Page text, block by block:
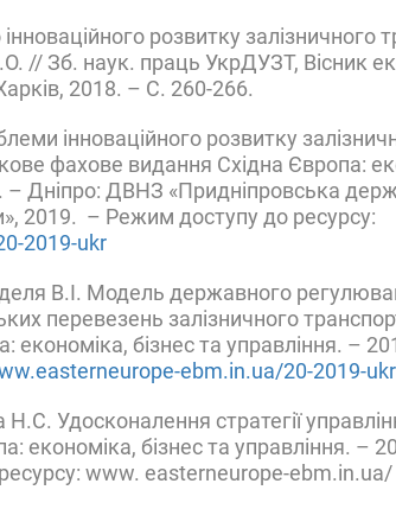
розвитку залізничного
// Зб. наук. праць УкрДУЗТ, Вісник
2018. – С. 260-266.
інноваційного розвитку
фахове видання Східна Європа:
– Дніпро: ДВНЗ «Придніпровська
2019. – Режим доступу до ресурсу:
2019-ukr
В.І. Модель державного
перевезень залізничного
економіка, бізнес та управління. –
ebm.in.ua/20-2019-ukr
Удосконалення стратегії
економіка, бізнес та управління. –
www. easterneurope-ebm.in.ua/